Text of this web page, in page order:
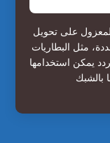
على تحويل
مثل البطاريات
يمكن استخدامها
بالشبك